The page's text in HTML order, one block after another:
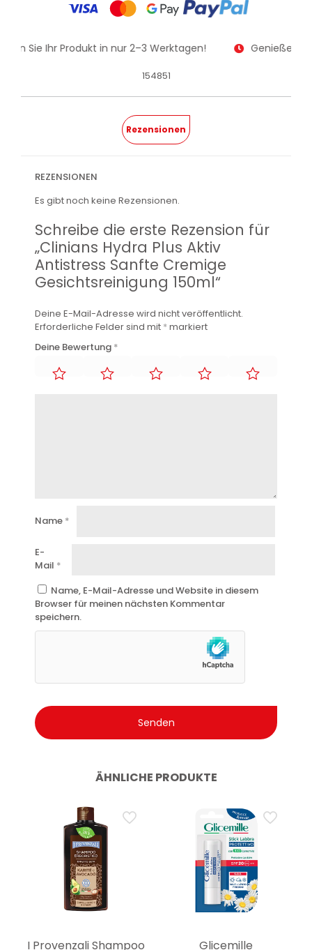
Sie Ihr Produkt in nur 2–3 Werktagen! Genießen
154851
Rezensionen
REZENSIONEN
Es gibt noch keine Rezensionen.
Schreibe die erste Rezension für
„Clinians Hydra Plus Aktiv
Antistress Sanfte Cremige
Gesichtsreinigung 150ml“
Deine E-Mail-Adresse wird nicht veröffentlicht.
Erforderliche Felder sind mit *markiert
Deine Bewertung *
Name *
E-
Mail *
Name, E-Mail-Adresse und Website in diesem
Browser für meinen nächsten Kommentar
speichern.
ÄHNLICHE PRODUKTE
I Provenzali Shampoo Glicemille